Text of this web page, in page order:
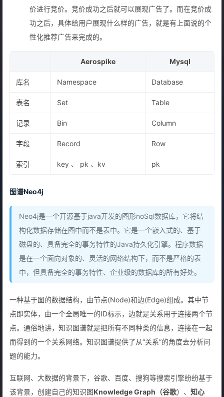
价进行竞价。竞价成功之后就可以展现广告了。而在竞价成
功之后，具体给用户展现什么样的广告，就是有上面说的个
性化推荐广告来完成的。
Aerospike Mysql
库名 Namespace Database
表名 Set Table
记录 Bin Column
字段 Record Row
索引 key 、 pk 、kv pk
图谱Neo4j
Neo4j是一个开源基于java开发的图形noSql数据库，它将结
构化数据存储在图中而不是表中。它是一个嵌入式的、基于
磁盘的、具备完全的事务特性的Java持久化引擎。程序数据
是在一个面向对象的、灵活的网络结构下，而不是严格的表
中，但具备完全的事务特性、企业级的数据库的所有好处。
一种基于图的数据结构，由节点(Node)和边(Edge)组成。其中节
点即实体，由一个全局唯一的ID标示，边就是关系用于连接两个节
点。通俗地讲，知识图谱就是把所有不同种类的信息，连接在一起
而得到的一个关系网络。知识图谱提供了从“关系”的角度去分析问
题的能力。
互联网、大数据的背景下，谷歌、百度、搜狗等搜索引擎纷纷基于
该背景，创建自己的知识图Knowledge Graph（谷歌）、 知心